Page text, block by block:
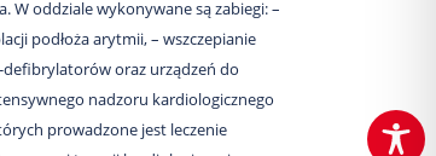
W oddziale wykonywane są zabiegi: –
podłoża arytmii, – wszczepianie
oraz urządzeń do
nadzoru kardiologicznego
prowadzone jest leczenie